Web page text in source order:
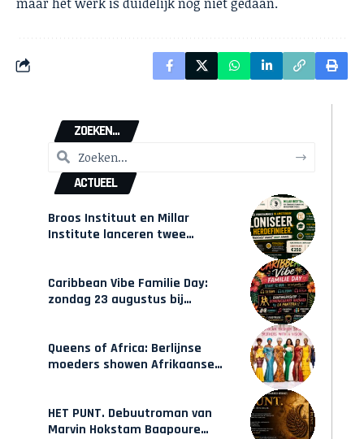
ZOEKEN...
ACTUEEL
Broos Instituut en Millar
Institute lanceren twee
Caribbean Vibe Familie Day:
zondag 23 augustus bij
Queens of Africa: Berlijnse
moeders showen Afrikaanse
HET PUNT. Debuutroman van
Marvin Hokstam Baapoure